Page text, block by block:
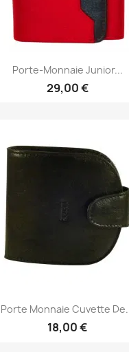
Porte-Monnaie Junior...
29,00 €
Porte Monnaie Cuvette
18,00 €